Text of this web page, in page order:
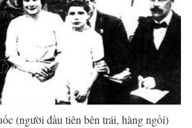
(người đầu tiên bên trái, hàng ngồi)